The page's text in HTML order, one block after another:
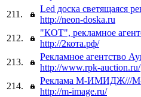
211.
Led доска светящаяся
http://neon-doska.ru
212.
"КОТ", рекламное
http://2кота.рф/
213.
Рекламное агентство
http://www.rpk-auction.ru/
214.
Реклама М-ИМИДЖ///
http://m-image.ru/